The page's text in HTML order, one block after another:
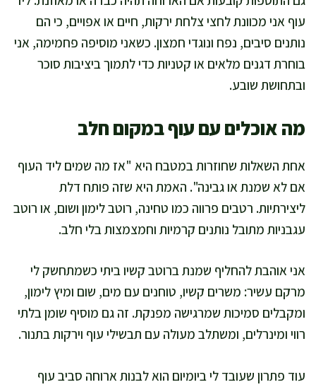
עוף אני מכוונת לחצי צלחת ירקות, חיים או אפויים, כי הם
נותנים סיבים, נפח ונוגדי חמצון. כשאני מוסיפה פחמימה, אני
בוחרת דגנים מלאים או קטניות כדי לתמוך ביציבות סוכר
ובתחושת שובע.
מה אוכלים עם עוף במקום חלב
אחת השאלות שחוזרות במטבח היא "אז מה שמים ליד העוף
אם לא שמנת או גבינה". האמת היא שזה פותח דלת
ליצירתיות. רטבים פרווה כמו טחינה, רוטב לימון ושום, או רוטב
עגבניות מתובל נותנים קרמיות וחמצמצות בלי חלב.
אני אוהבת להחליף שמנת ברוטב קשיו ביתי כשמתחשק לי
מרקם עשיר: משרים קשיו, טוחנים עם מים, שום ומיץ לימון,
ומקבלים סמיכות שמרגישה מפנקת. זה גם מוסיף שומן בלתי
רווי ומינרלים, ומשתלב מעולה עם תבשילי עוף וירקות בתנור.
עוד פתרון שעובד לי ביומיום הוא לבנות ארוחה סביב עוף